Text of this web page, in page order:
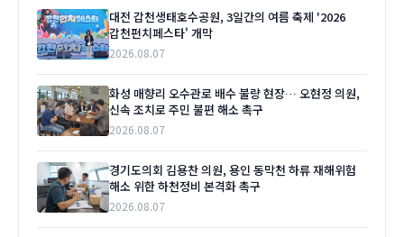
대전 갑천생태호수공원, 3일간의 여름 축제 '2026
갑천펀치페스타' 개막
2026.08.07
화성 매향리 오수관로 배수 불량 현장… 오현정 의원,
신속 조치로 주민 불편 해소 촉구
2026.08.07
경기도의회 김용찬 의원, 용인 동막천 하류 재해위험
해소 위한 하천정비 본격화 촉구
2026.08.07